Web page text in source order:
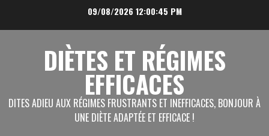
09/08/2026 12:00:45 PM
DIÈTES ET RÉGIMES
EFFICACES
DITES ADIEU AUX RÉGIMES FRUSTRANTS ET INEFFICACES, BONJOUR À
UNE DIÈTE ADAPTÉE ET EFFICACE !